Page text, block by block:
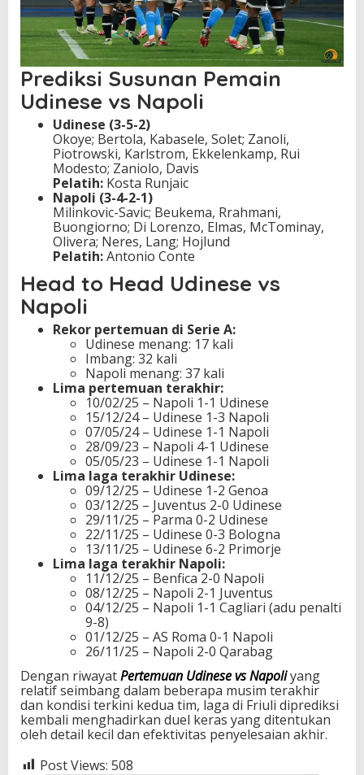
Prediksi Susunan Pemain
Udinese vs Napoli
Udinese (3-5-2)
Okoye; Bertola, Kabasele, Solet; Zanoli,
Piotrowski, Karlstrom, Ekkelenkamp, Rui
Modesto; Zaniolo, Davis
Pelatih: Kosta Runjaic
Napoli (3-4-2-1)
Milinkovic-Savic; Beukema, Rrahmani,
Buongiorno; Di Lorenzo, Elmas, McTominay,
Olivera; Neres, Lang; Hojlund
Pelatih:Antonio Conte
Head to Head Udinese vs
Napoli
Rekor pertemuan di Serie A:
Udinese menang: 17 kali
Imbang: 32 kali
Napoli menang: 37 kali
Lima pertemuan terakhir:
10/02/25 – Napoli 1-1 Udinese
15/12/24 – Udinese 1-3 Napoli
07/05/24 – Udinese 1-1 Napoli
28/09/23 – Napoli 4-1 Udinese
05/05/23 – Udinese 1-1 Napoli
Lima laga terakhir Udinese:
09/12/25 – Udinese 1-2 Genoa
03/12/25 – Juventus 2-0 Udinese
29/11/25 – Parma 0-2 Udinese
22/11/25 – Udinese 0-3 Bologna
13/11/25 – Udinese 6-2 Primorje
Lima laga terakhir Napoli:
11/12/25 – Benfica 2-0 Napoli
08/12/25 – Napoli 2-1 Juventus
04/12/25 – Napoli 1-1 Cagliari (adu penalti
9-8)
01/12/25 – AS Roma 0-1 Napoli
26/11/25 – Napoli 2-0 Qarabag
Dengan riwayatPertemuan Udinese vs Napoliyang
relatif seimbang dalam beberapa musim terakhir
dan kondisi terkini kedua tim, laga di Friuli diprediksi
kembali menghadirkan duel keras yang ditentukan
oleh detail kecil dan efektivitas penyelesaian akhir.
Post Views: 508